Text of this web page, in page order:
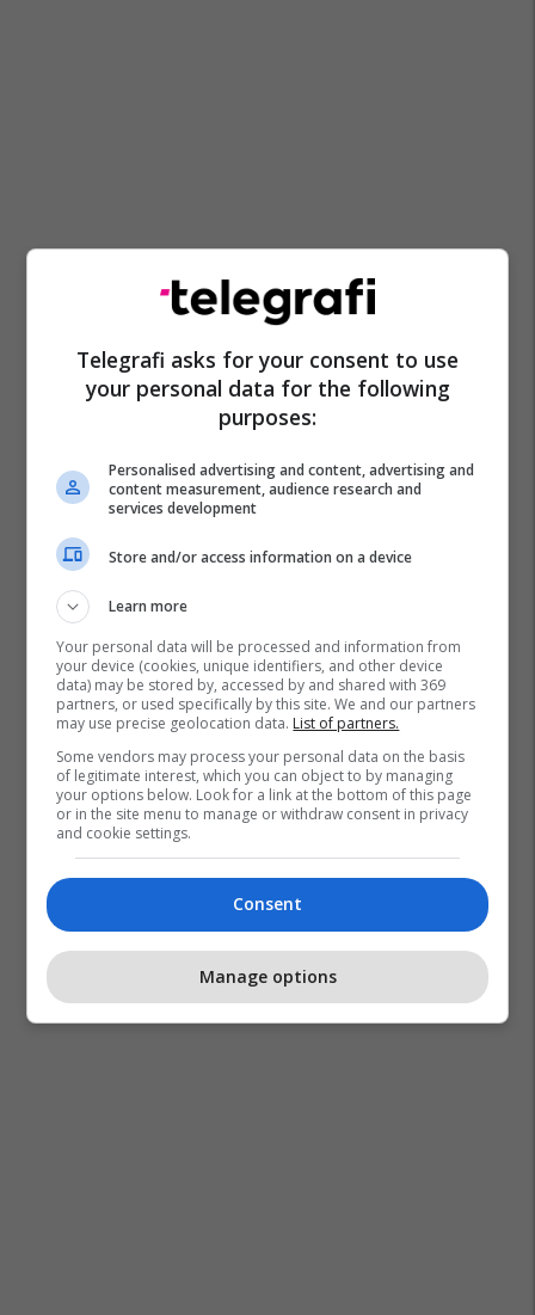
Ross Davidson
Telegrafi asks for your consent to use
your personal data for the following
purposes:
Personalised advertising and content, advertising and
content measurement, audience research and
services development
Store and/or access information on a device
Learn more
Your personal data will be processed and information from
your device (cookies, unique identifiers, and other device
data) may be stored by, accessed by and shared with 369
partners, or used specifically by this site. We and our partners
may use precise geolocation data. List of partners.
Some vendors may process your personal data on the basis
of legitimate interest, which you can object to by managing
your options below. Look for a link at the bottom of this page
or in the site menu to manage or withdraw consent in privacy
and cookie settings.
Consent
Manage options